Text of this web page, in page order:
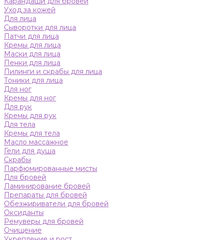
Уход за кожей
Для лица
Сыворотки для лица
Патчи для лица
Кремы для лица
Маски для лица
Пенки для лица
Пилинги и скрабы для лица
Тоники для лица
Для ног
Кремы для ног
Для рук
Кремы для рук
Для тела
Кремы для тела
Масло массажное
Гели для душа
Скрабы
Парфюмированные мисты
Для бровей
Ламинирование бровей
Препараты для бровей
Обезжириватели для бровей
Оксиданты
Ремуверы для бровей
Очищение